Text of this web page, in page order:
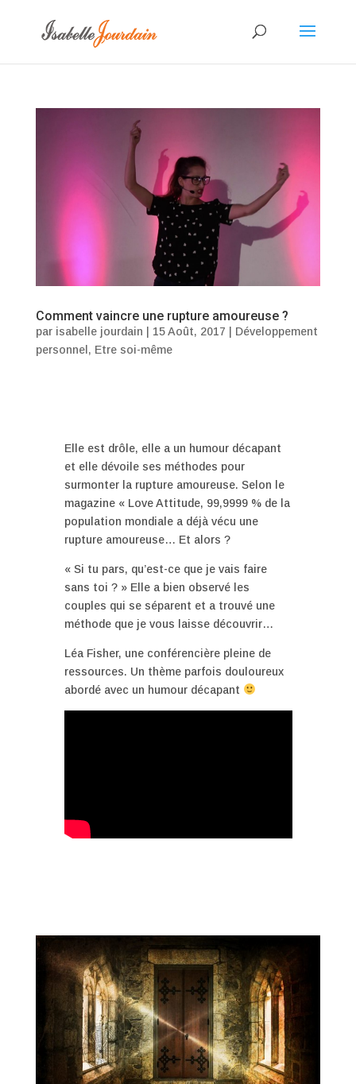
Comment vaincre une rupture amoureuse ?
par isabelle jourdain 15 Août, 2017
Développement
personnel , Etre soi-même
Elle est drôle, elle a un humour décapant
et elle dévoile ses méthodes pour
surmonter la rupture amoureuse. Selon le
magazine « Love Attitude, 99,9999 % de la
population mondiale a déjà vécu une
rupture amoureuse… Et alors ?
« Si tu pars, qu’est-ce que je vais faire
sans toi ? » Elle a bien observé les
couples qui se séparent et a trouvé une
méthode que je vous laisse découvrir…
Léa Fisher, une conférencière pleine de
ressources. Un thème parfois douloureux
abordé avec un humour décapant